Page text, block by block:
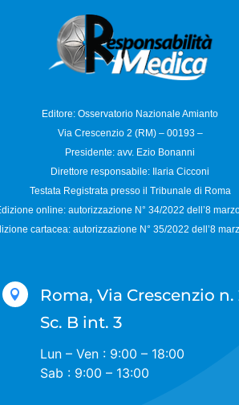
Editore: Osservatorio Nazionale Amianto
Via Crescenzio 2 (RM) – 00193 –
Presidente: avv. Ezio Bonanni
Direttore responsabile:
Ilaria Cicconi
Testata Registrata presso il Tribunale di Roma
online: autorizzazione N° 34/2022 dell’8
cartacea: autorizzazione N° 35/2022 dell’8

Roma, Via Crescenzio n.
Sc. B int. 3
Lun – Ven : 9:00 – 18:00
Sab : 9:00 – 13:00